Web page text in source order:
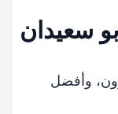
سعيدان
وأفضل